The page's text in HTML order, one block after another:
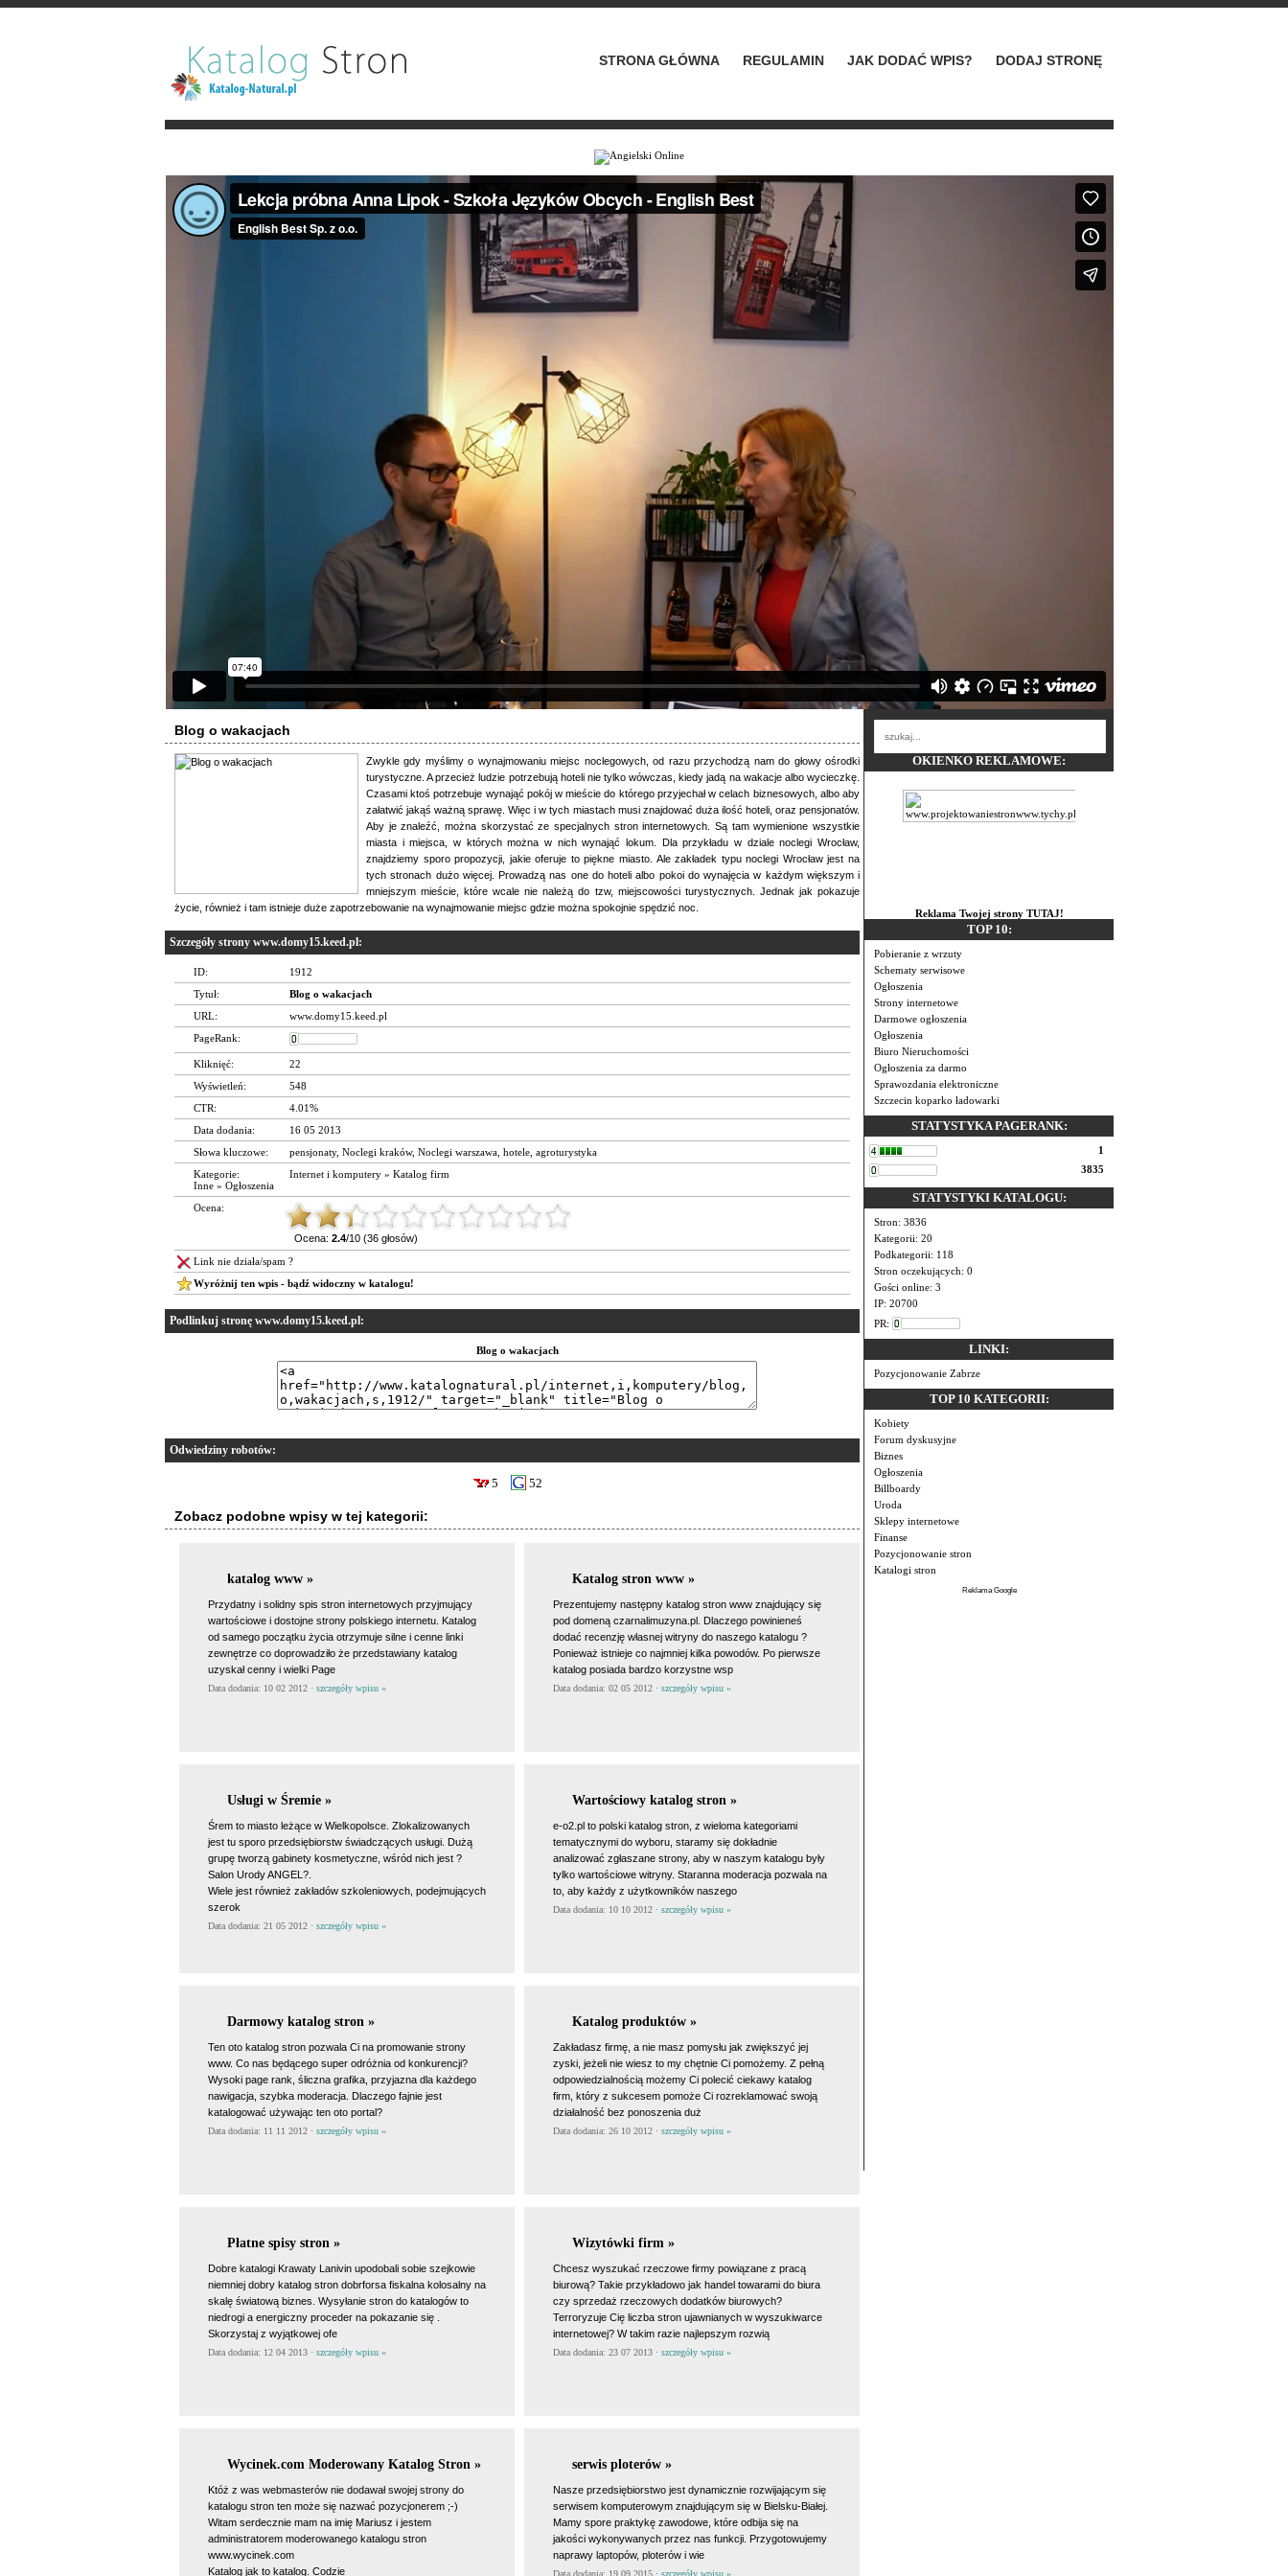
STRONA GŁÓWNA REGULAMIN JAK DODAĆ WPIS? DODAJ STRONĘ
OKIENKO REKLAMOWE:
Reklama Twojej strony TUTAJ!
TOP 10:
Pobieranie z wrzuty
Schematy serwisowe
Ogłoszenia
Strony internetowe
Darmowe ogłoszenia
Ogłoszenia
Biuro Nieruchomości
Ogłoszenia za darmo
Sprawozdania elektroniczne
Szczecin koparko ładowarki
STATYSTYKA PAGERANK:
1
3835
STATYSTYKI KATALOGU:
Stron: 3836
Kategorii: 20
Podkategorii: 118
Stron oczekujących: 0
Gości online: 3
IP: 20700
PR:
LINKI:
Pozycjonowanie Zabrze
TOP 10 KATEGORII:
Kobiety
Forum dyskusyjne
Biznes
Ogłoszenia
Billboardy
Uroda
Sklepy internetowe
Finanse
Pozycjonowanie stron
Katalogi stron
Reklama Google
Blog o wakacjach
Zwykle gdy myślimy o wynajmowaniu miejsc noclegowych, od razu przychodzą nam do głowy ośrodki
turystyczne. A przecież ludzie potrzebują hoteli nie tylko wówczas, kiedy jadą na wakacje albo wycieczkę.
Czasami ktoś potrzebuje wynająć pokój w mieście do którego przyjechał w celach biznesowych, albo aby
załatwić jakąś ważną sprawę. Więc i w tych miastach musi znajdować duża ilość hoteli, oraz pensjonatów.
Aby je znaleźć, można skorzystać ze specjalnych stron internetowych. Są tam wymienione wszystkie
miasta i miejsca, w których można w nich wynająć lokum. Dla przykładu w dziale noclegi Wrocław,
znajdziemy sporo propozycji, jakie oferuje to piękne miasto. Ale zakładek typu noclegi Wrocław jest na
tych stronach dużo więcej. Prowadzą nas one do hoteli albo pokoi do wynajęcia w każdym większym i
mniejszym mieście, które wcale nie należą do tzw, miejscowości turystycznych. Jednak jak pokazuje
życie, również i tam istnieje duże zapotrzebowanie na wynajmowanie miejsc gdzie można spokojnie spędzić noc.
Szczegóły strony www.domy15.keed.pl:
ID:
1912
Tytuł:
Blog o wakacjach
URL:
www.domy15.keed.pl
PageRank:
Kliknięć:
22
Wyświetleń:
548
CTR:
4.01%
Data dodania:
16 05 2013
Słowa kluczowe:
pensjonaty, Noclegi kraków, Noclegi warszawa hotele agroturystyka
Kategorie:
Internet i komputery » Katalog firm
Inne » Ogłoszenia
Ocena:
Ocena: 2.4/10 (36 głosów)
Link nie działa/spam ?
Wyróżnij ten wpis - bądź widoczny w katalogu!
Podlinkuj stronę www.domy15.keed.pl:
Blog o wakacjach
Odwiedziny robotów:
5 52
Zobacz podobne wpisy w tej kategorii:
katalog www »
Przydatny i solidny spis stron internetowych przyjmujący
wartościowe i dostojne strony polskiego internetu. Katalog
od samego początku życia otrzymuje silne i cenne linki
zewnętrze co doprowadziło że przedstawiany katalog
uzyskał cenny i wielki Page
Data dodania: 10 02 2012 · szczegóły wpisu »
Katalog stron www »
Prezentujemy następny katalog stron www znajdujący się
pod domeną czarnalimuzyna.pl. Dlaczego powinieneś
dodać recenzję własnej witryny do naszego katalogu ?
Ponieważ istnieje co najmniej kilka powodów. Po pierwsze
katalog posiada bardzo korzystne wsp
Data dodania: 02 05 2012 · szczegóły wpisu »
Usługi w Śremie »
Śrem to miasto leżące w Wielkopolsce. Zlokalizowanych
jest tu sporo przedsiębiorstw świadczących usługi. Dużą
grupę tworzą gabinety kosmetyczne, wśród nich jest ?
Salon Urody ANGEL?.
Wiele jest również zakładów szkoleniowych, podejmujących
szerok
Data dodania: 21 05 2012 · szczegóły wpisu »
Wartościowy katalog stron »
e-o2.pl to polski katalog stron, z wieloma kategoriami
tematycznymi do wyboru, staramy się dokładnie
analizować zgłaszane strony, aby w naszym katalogu były
tylko wartościowe witryny. Staranna moderacja pozwala na
to, aby każdy z użytkowników naszego
Data dodania: 10 10 2012 · szczegóły wpisu »
Darmowy katalog stron »
Ten oto katalog stron pozwala Ci na promowanie strony
www. Co nas będącego super odróżnia od konkurencji?
Wysoki page rank, śliczna grafika, przyjazna dla każdego
nawigacja, szybka moderacja. Dlaczego fajnie jest
katalogować używając ten oto portal?
Data dodania: 11 11 2012 · szczegóły wpisu »
Katalog produktów »
Zakładasz firmę, a nie masz pomysłu jak zwiększyć jej
zyski, jeżeli nie wiesz to my chętnie Ci pomożemy. Z pełną
odpowiedzialnością możemy Ci polecić ciekawy katalog
firm, który z sukcesem pomoże Ci rozreklamować swoją
działalność bez ponoszenia duż
Data dodania: 26 10 2012 · szczegóły wpisu »
Płatne spisy stron »
Dobre katalogi Krawaty Lanivin upodobali sobie szejkowie
niemniej dobry katalog stron dobrforsa fiskalna kolosalny na
skalę światową biznes. Wysyłanie stron do katalogów to
niedrogi a energiczny proceder na pokazanie się .
Skorzystaj z wyjątkowej ofe
Data dodania: 12 04 2013 · szczegóły wpisu »
Wizytówki firm »
Chcesz wyszukać rzeczowe firmy powiązane z pracą
biurową? Takie przykładowo jak handel towarami do biura
czy sprzedaż rzeczowych dodatków biurowych?
Terroryzuje Cię liczba stron ujawnianych w wyszukiwarce
internetowej? W takim razie najlepszym rozwią
Data dodania: 23 07 2013 · szczegóły wpisu »
Wycinek.com Moderowany Katalog Stron »
Któż z was webmasterów nie dodawał swojej strony do
katalogu stron ten może się nazwać pozycjonerem ;-)
Witam serdecznie mam na imię Mariusz i jestem
administratorem moderowanego katalogu stron
www.wycinek.com
Katalog jak to katalog. Codzie
serwis ploterów »
Nasze przedsiębiorstwo jest dynamicznie rozwijającym się
serwisem komputerowym znajdującym się w Bielsku-Białej.
Mamy spore praktykę zawodowe, które odbija się na
jakości wykonywanych przez nas funkcji. Przygotowujemy
naprawy laptopów, ploterów i wie